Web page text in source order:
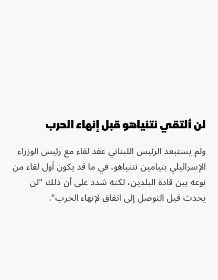
لن ألتقي نتنياهو قبل إنهاء الحرب
ولم يستبعد الرئيس اللبناني عقد لقاء مع رئيس الوزراء
الإسرائيلي بنيامين نتنياهو، في ما قد يكون أول لقاء من
نوعه بين قادة البلدين، لكنه شدد على أن ذلك "لن
يحدث قبل التوصل إلى اتفاق لإنهاء الحرب".